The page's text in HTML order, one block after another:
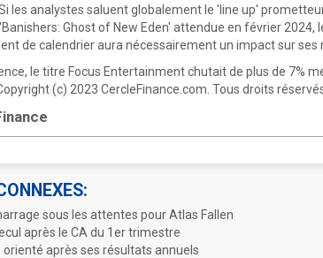
les analystes saluent globalement le 'line up'
Ghost of New Eden' attendue en février 2024,
de calendrier aura nécessairement un impact sur ses
le titre Focus Entertainment chutait de plus de 7%
(c) 2023 CercleFinance.com. Tous droits
sous les attentes pour Atlas Fallen
après le CA du 1er trimestre
orienté après ses résultats annuels